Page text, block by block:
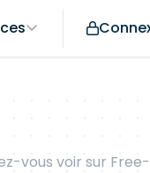
vous voir sur